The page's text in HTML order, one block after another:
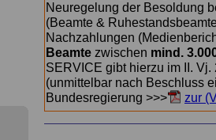
Neuregelung der Besoldung
(Beamte &
Nachzahlungen
Beamte zwischen mind.
SERVICE gibt hierzu im II.
(unmittelbar nach Beschluss
Bundesregierung >>>
zur